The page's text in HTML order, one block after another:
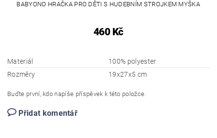
BABYONO HRAČKA PRO DĚTI S HUDEBNÍM STROJKEM MYŠKA
460 Kč
Materiál
100% polyester
Rozměry
19x27x5 cm
Buďte první, kdo napíše příspěvek k této položce.
Přidat komentář